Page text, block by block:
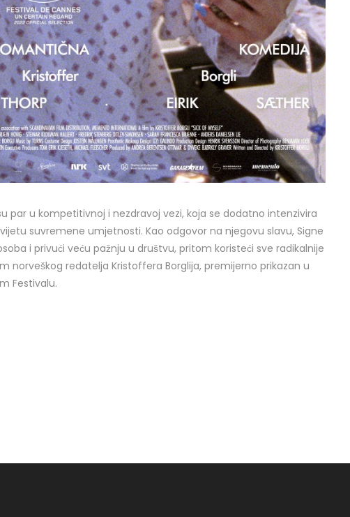
par u kompetitivnoj i nezdravoj vezi, koja se dodatno intenzivira
suvremene umjetnosti. Kao odgovor na njegovu slavu, Signe
i privući veću pažnju u društvu, pritom koristeći sve radikalnije
norveškog redatelja Kristoffera Borglija, premijerno prikazan u
Festivalu.